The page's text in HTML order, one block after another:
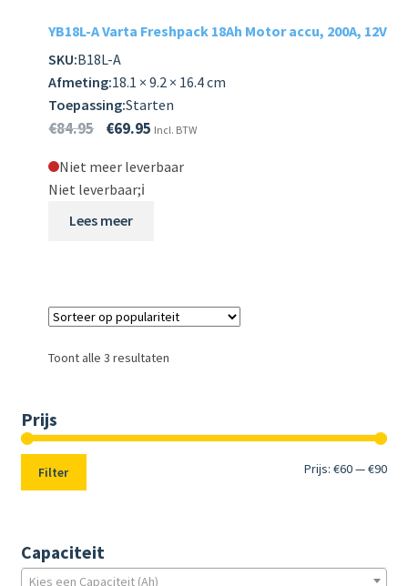
YB18L-A Varta Freshpack 18Ah Motor accu, 200A, 12V
SKU:B18L-A
Afmeting:18.1 × 9.2 × 16.4 cm
Toepassing:Starten
€84.95 €69.95 Incl. BTW
Niet meer leverbaar
Niet leverbaar;ℹ️
Lees meer
Toont alle 3 resultaten
Prijs
Min.
Filter Prijs:€60—€90
Capaciteit
Kies een Capaciteit (Ah)